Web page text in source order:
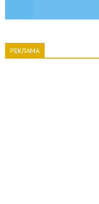
РЕКЛАМА